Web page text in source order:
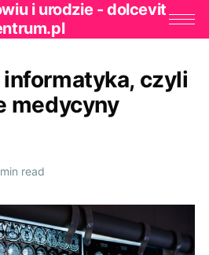
i urodzie - dolcevit
czyli
medycyny
read